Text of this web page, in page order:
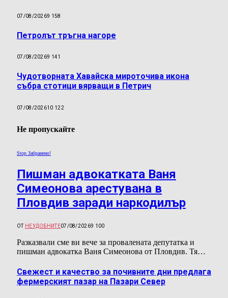
07/08/20269 158
Петролът тръгна нагоре
07/08/20269 141
Чудотворната Хавайска мироточива икона
събра стотици вярващи в Петрич
07/08/202610 122
Не пропускайте
Stop Забранено!
Пишман адвокатката Ваня
Симеонова арестувана в
Пловдив заради наркодилър
ОТ НЕУДОБНИТЕ07/08/20269 100
Разказвали сме ви вече за провалената депутатка и
пишман адвокатка Ваня Симеонова от Пловдив. Тя…
Свежест и качество за почивните дни предлага
фермерският пазар на Пазари Север